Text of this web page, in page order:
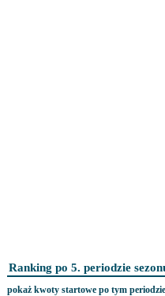
Ranking po 5. periodzie
pokaż kwoty startowe po tym